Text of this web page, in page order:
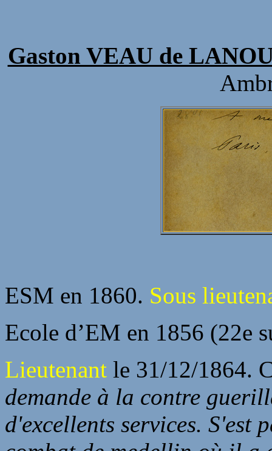
Gaston VEAU de
ESM en 1860. Sous
Ecole d’EM en 1856 (22e
Lieutenant le 31/12/1864.
demande à la contre
d'excellents services. S'est